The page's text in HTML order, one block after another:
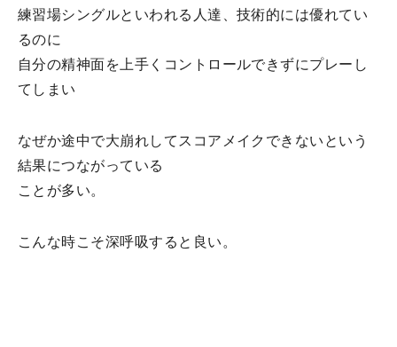
練習場シングルといわれる人達、技術的には優れてい
るのに
自分の精神面を上手くコントロールできずにプレーし
てしまい
なぜか途中で大崩れしてスコアメイクできないという
結果につながっている
ことが多い。
こんな時こそ深呼吸すると良い。